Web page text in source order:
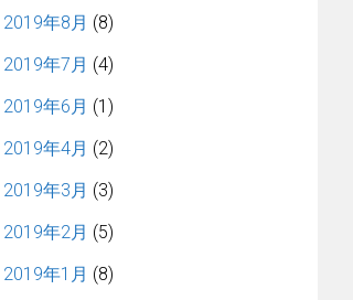
2019年8月 (8)
2019年7月 (4)
2019年6月 (1)
2019年4月 (2)
2019年3月 (3)
2019年2月 (5)
2019年1月 (8)